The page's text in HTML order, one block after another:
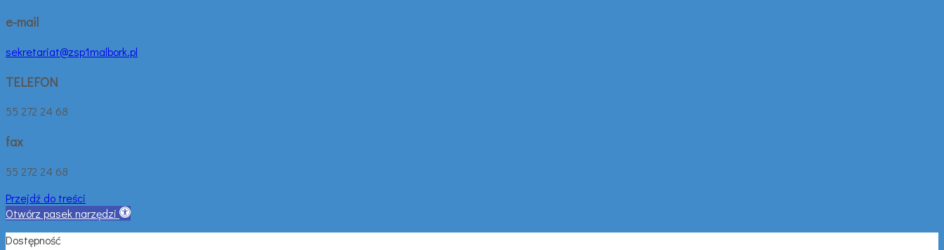
e-mail
sekretariat@zsp1malbork.pl
TELEFON
55 272 24 68
fax
55 272 24 68
Przejdź do treści
Otwórz pasek narzędzi
Dostępność